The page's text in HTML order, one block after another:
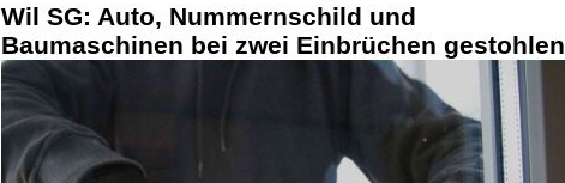
Wil SG: Auto, Nummernschild und
Baumaschinen bei zwei Einbrüchen gestohlen